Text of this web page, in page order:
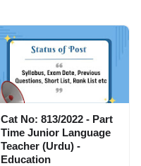
Cat No: 813/2022 - Part
Time Junior Language
Teacher (Urdu) -
Education